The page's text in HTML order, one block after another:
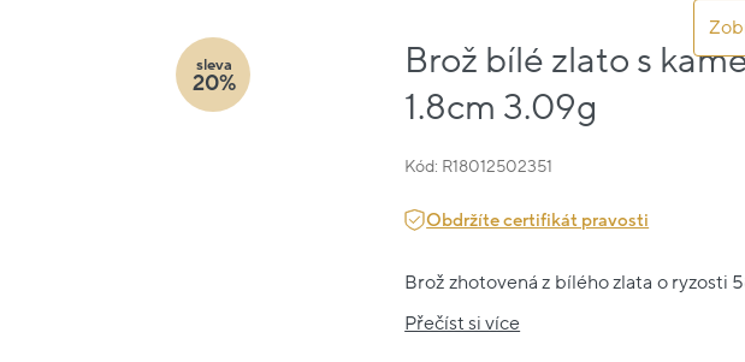
Brož bílé zlato s
1.8cm 3.09g
Kód: R18012502351
sleva
20%
Obdržíte certifikát pravosti
Brož zhotovená z bílého zlata o ryzosti
Přečíst si více